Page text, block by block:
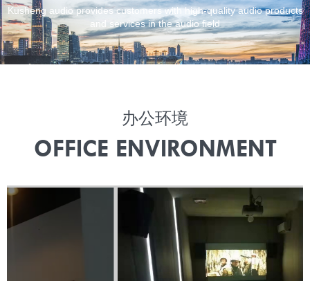
Kusheng audio provides customers with high-quality audio products
and services in the audio field
办公环境
OFFICE ENVIRONMENT